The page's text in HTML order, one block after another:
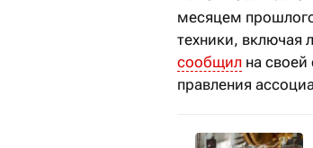
месяцем
техники, включая
сообщил на своей
правления